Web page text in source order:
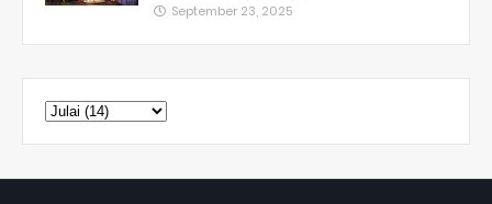
September 23, 2025